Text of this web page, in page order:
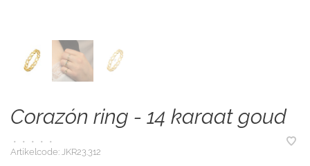
Corazón ring - 14 karaat goud
• • • •
•
Artikelcode: JKR23.312